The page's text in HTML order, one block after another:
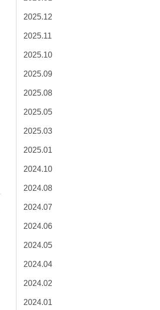
2025.12
2025.11
2025.10
2025.09
2025.08
2025.05
2025.03
2025.01
2024.10
2024.08
2024.07
2024.06
2024.05
2024.04
2024.02
2024.01